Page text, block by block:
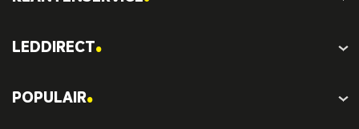
LEDDIRECT.
POPULAIR.